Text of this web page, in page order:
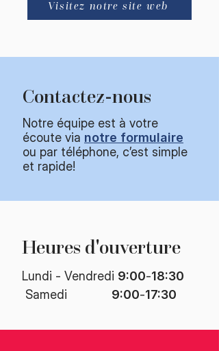
Visitez notre site web
Contactez-nous
Notre équipe est à votre
écoute via notre formulaire
ou par téléphone, c’est simple
et rapide!​
Heures d'ouverture​
Lundi - Vendredi 9:00-18:30
​ Samedi 9:00-17:30